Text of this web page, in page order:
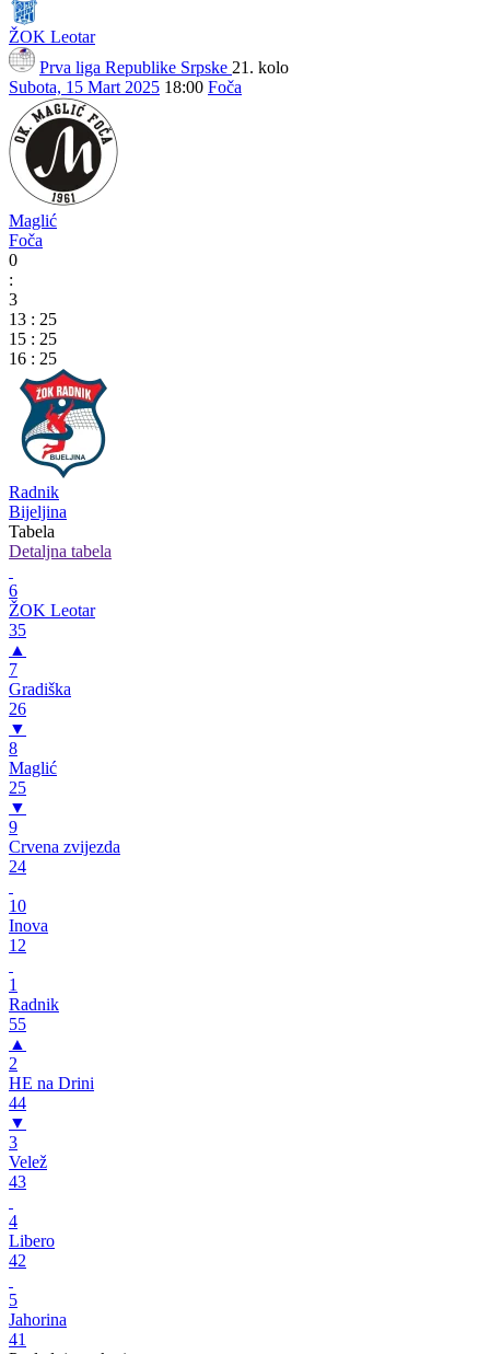
ŽOK Leotar
Prva liga Republike Srpske 21. kolo
Subota, 15 Mart 2025 18:00 Foča
Maglić
Foča
0
:
3
13 : 25
15 : 25
16 : 25
Radnik
Bijeljina
Tabela
Detaljna tabela
6
ŽOK Leotar
35
▲
7
Gradiška
26
▼
8
Maglić
25
▼
9
Crvena zvijezda
24
10
Inova
12
1
Radnik
55
▲
2
HE na Drini
44
▼
3
Velež
43
4
Libero
42
5
Jahorina
41